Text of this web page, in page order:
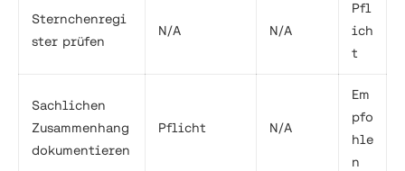
Sternchenregi
ster prüfen
N/A N/A
Pfl
ich
t
Sachlichen
Zusammenhang
dokumentieren
Pflicht N/A
Em
pfo
hle
n